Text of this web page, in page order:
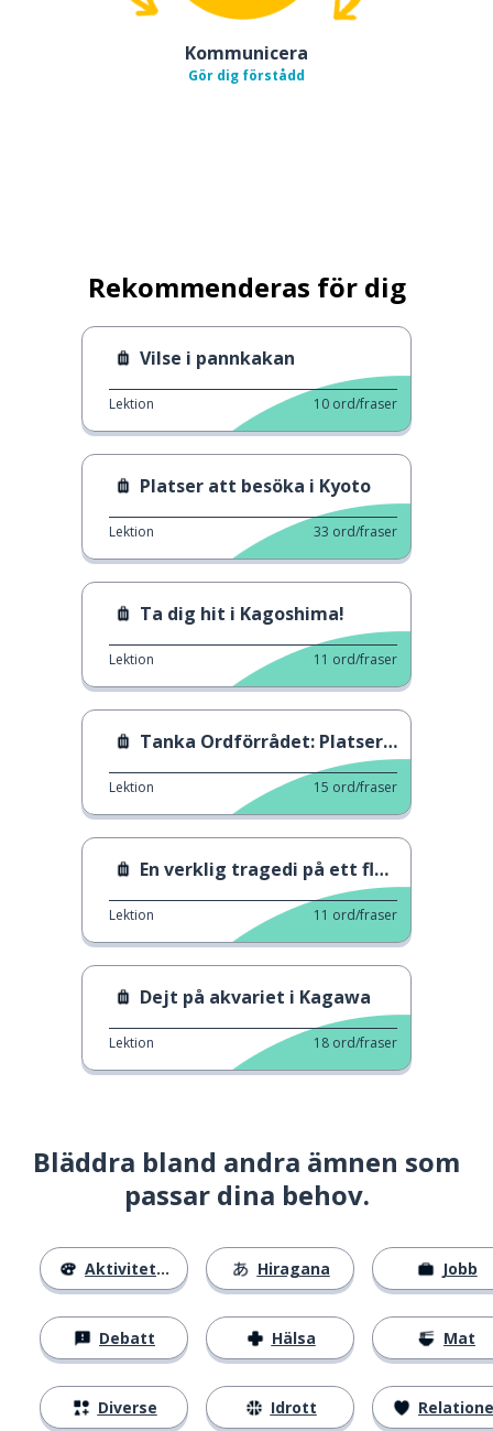
Kommunicera
Gör dig förstådd
Rekommenderas för dig
Vilse i pannkakan
Lektion 10 ord/fraser
Platser att besöka i Kyoto
Lektion 33 ord/fraser
Ta dig hit i Kagoshima!
Lektion 11 ord/fraser
Tanka Ordförrådet: Platser att utforska
Lektion 15 ord/fraser
En verklig tragedi på ett flygplan
Lektion 11 ord/fraser
Dejt på akvariet i Kagawa
Lektion 18 ord/fraser
Bläddra bland andra ämnen som
passar dina behov.
Aktiviteter
Debatt
Diverse
Hiragana
Hälsa
Idrott
Jobb
Mat